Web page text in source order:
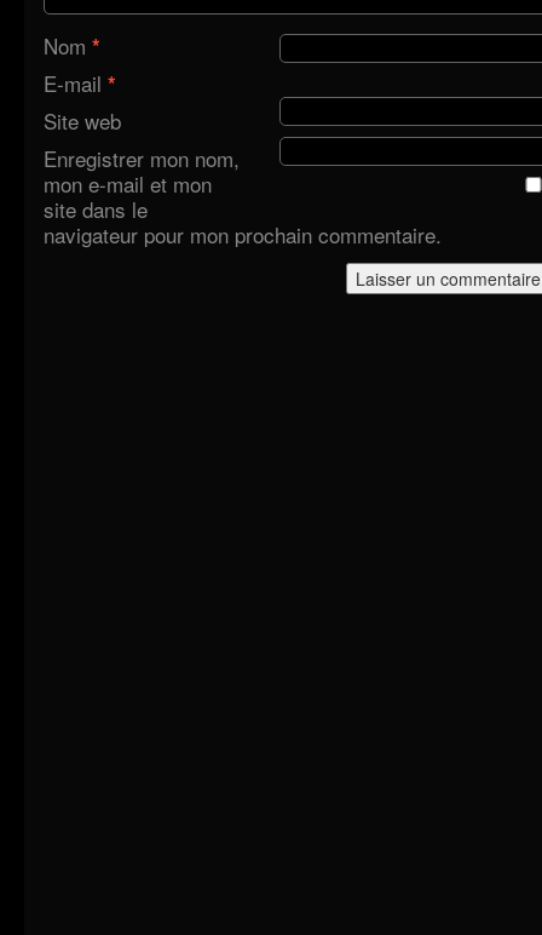
Nom *
E-mail *
Site web
Enregistrer mon nom,
mon e-mail et mon
site dans le
navigateur pour mon prochain commentaire.